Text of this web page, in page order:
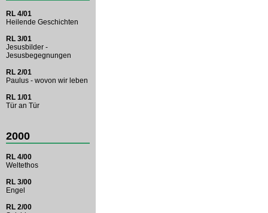
RL 4/01
Heilende Geschichten
RL 3/01
Jesusbilder -
Jesusbegegnungen
RL 2/01
Paulus - wovon wir leben
RL 1/01
Tür an Tür
2000
RL 4/00
Weltethos
RL 3/00
Engel
RL 2/00